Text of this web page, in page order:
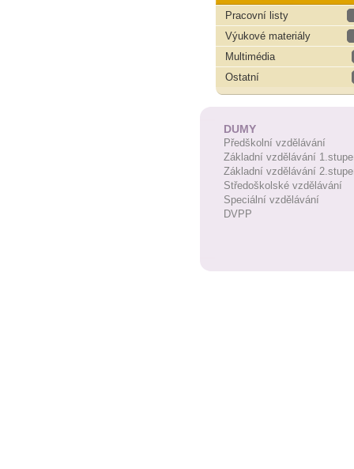
Pracovní listy
Výukové materiály
Multimédia
Ostatní
DUMY
Předškolní vzdělávání
Základní vzdělávání
Základní vzdělávání
Středoškolské vzdělávání
Speciální vzdělávání
DVPP